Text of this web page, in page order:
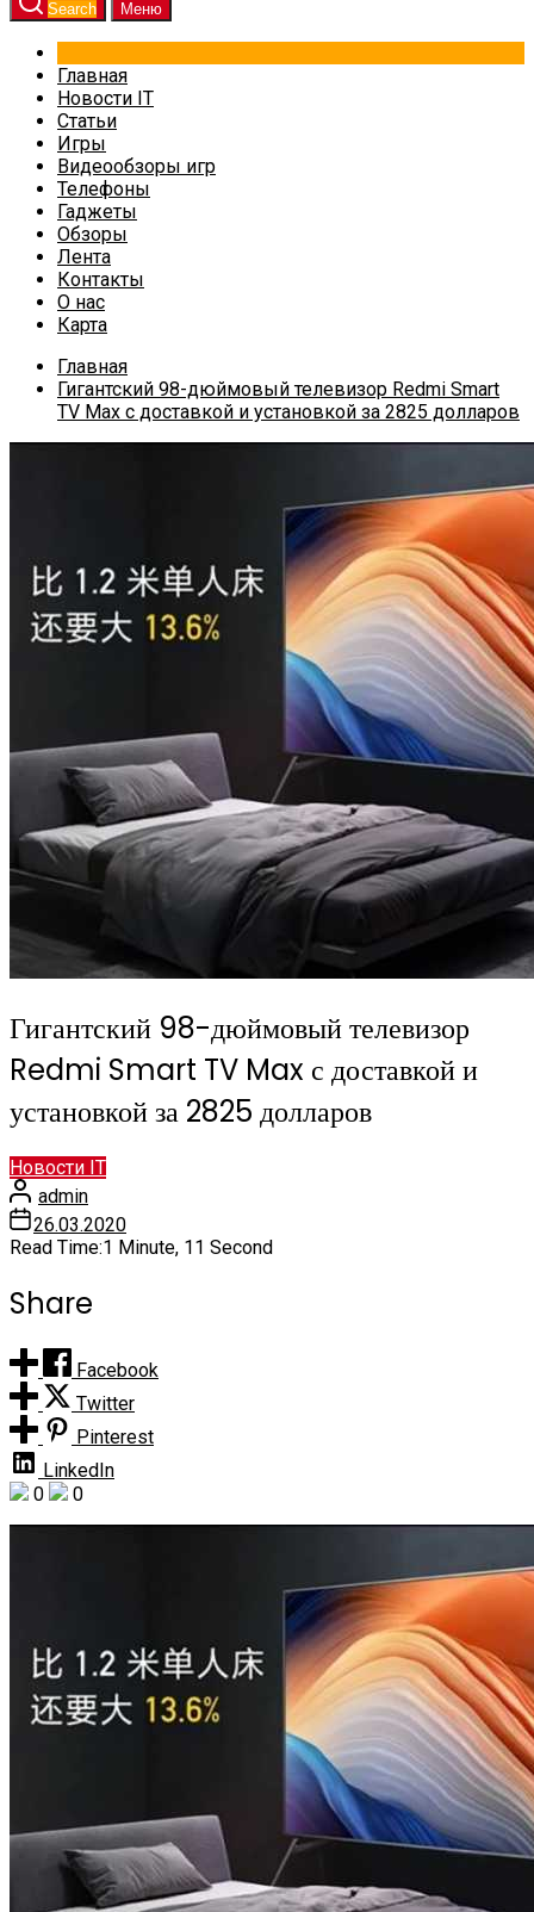
Search Меню
Главная
Новости IT
Статьи
Игры
Видеообзоры игр
Телефоны
Гаджеты
Обзоры
Лента
Контакты
О нас
Карта
Главная
Гигантский 98-дюймовый телевизор Redmi Smart
TV Max с доставкой и установкой за 2825 долларов
Гигантский 98-дюймовый телевизор
Redmi Smart TV Max с доставкой и
установкой за 2825 долларов
Новости IT
admin
26.03.2020
Read Time:1 Minute, 11 Second
Share
Facebook
Twitter
Pinterest
LinkedIn
0
0